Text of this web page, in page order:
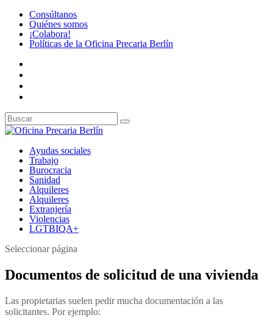
Consúltanos
Quiénes somos
¡Colabora!
Políticas de la Oficina Precaria Berlín
Ayudas sociales
Trabajo
Burocracia
Sanidad
Alquileres
Alquileres
Extranjería
Violencias
LGTBIQA+
Seleccionar página
Documentos de solicitud de una vivienda
Las propietarias suelen pedir mucha documentación a las
solicitantes. Por ejemplo: